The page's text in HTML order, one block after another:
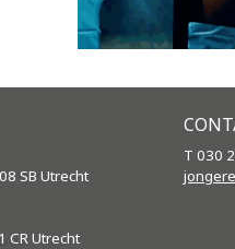
SB Utrecht
CR Utrecht
T 030